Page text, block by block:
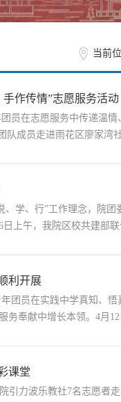
当前
作传情”志愿服务活动
员在志愿服务中传递温
队成员走进雨花区廖家湾
、学、行”工作理念，院
上午，我院区校共建部
利开展
团员在实践中学真知、
务奉献中增长本领。4月
课堂
引力波乐教社7名志愿者